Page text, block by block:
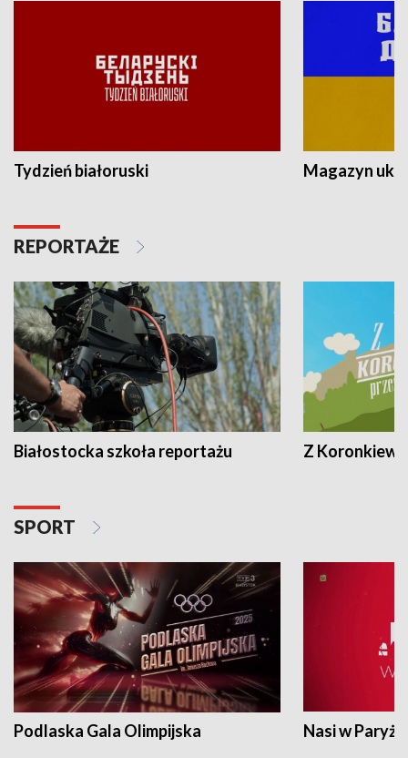
Tydzień białoruski Magazyn
REPORTAŻE
Białostocka szkoła reportażu Z
SPORT
Podlaska Gala Olimpijska Nasi w Paryżu